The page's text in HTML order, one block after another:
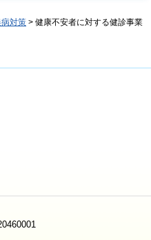
対策 > 健康不安者に対する健診事業